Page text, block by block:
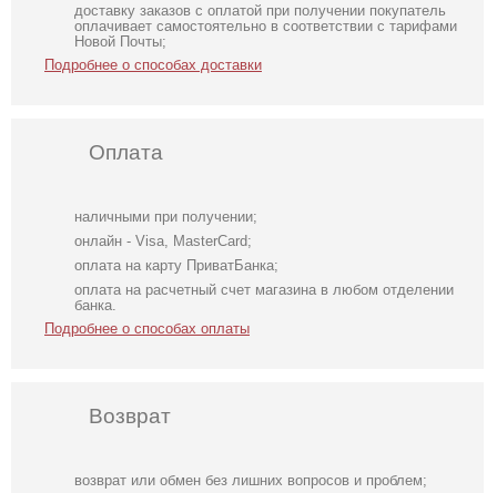
доставку заказов с оплатой при получении покупатель
оплачивает самостоятельно в соответствии с тарифами
Новой Почты;
Подробнее о способах доставки
Оплата
наличными при получении;
онлайн - Visa, MasterCard;
оплата на карту ПриватБанка;
оплата на расчетный счет магазина в любом отделении
банка.
Подробнее о способах оплаты
Возврат
возврат или обмен без лишних вопросов и проблем;